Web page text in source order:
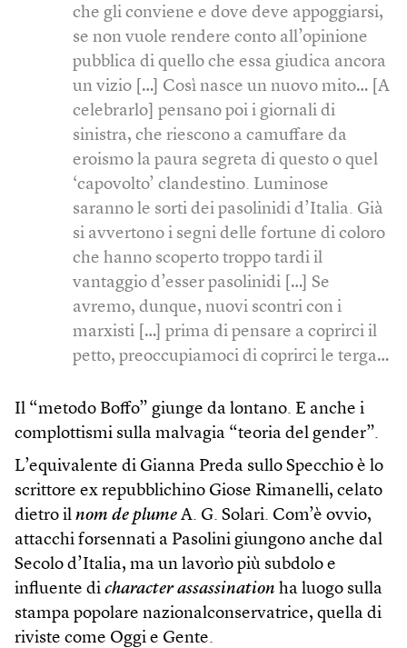
che gli conviene e dove deve appoggiarsi,
se non vuole rendere conto all’opinione
pubblica di quello che essa giudica ancora
un vizio […] Così nasce un nuovo mito… [A
celebrarlo] pensano poi i giornali di
sinistra, che riescono a camuffare da
eroismo la paura segreta di questo o quel
‘capovolto’ clandestino. Luminose
saranno le sorti dei pasolinidi d’Italia. Già
si avvertono i segni delle fortune di coloro
che hanno scoperto troppo tardi il
vantaggio d’esser pasolinidi […] Se
avremo, dunque, nuovi scontri con i
marxisti […] prima di pensare a coprirci il
petto, preoccupiamoci di coprirci le terga…
Il “metodo Boffo” giunge da lontano. E anche i
complottismi sulla malvagia “teoria del gender”.
L’equivalente di Gianna Preda sullo Specchio è lo
scrittore ex repubblichino Giose Rimanelli, celato
dietro il nom de plume A. G. Solari. Com’è ovvio,
attacchi forsennati a Pasolini giungono anche dal
Secolo d’Italia, ma un lavorìo più subdolo e
influente di character assassination ha luogo sulla
stampa popolare nazionalconservatrice, quella di
riviste come Oggi e Gente.